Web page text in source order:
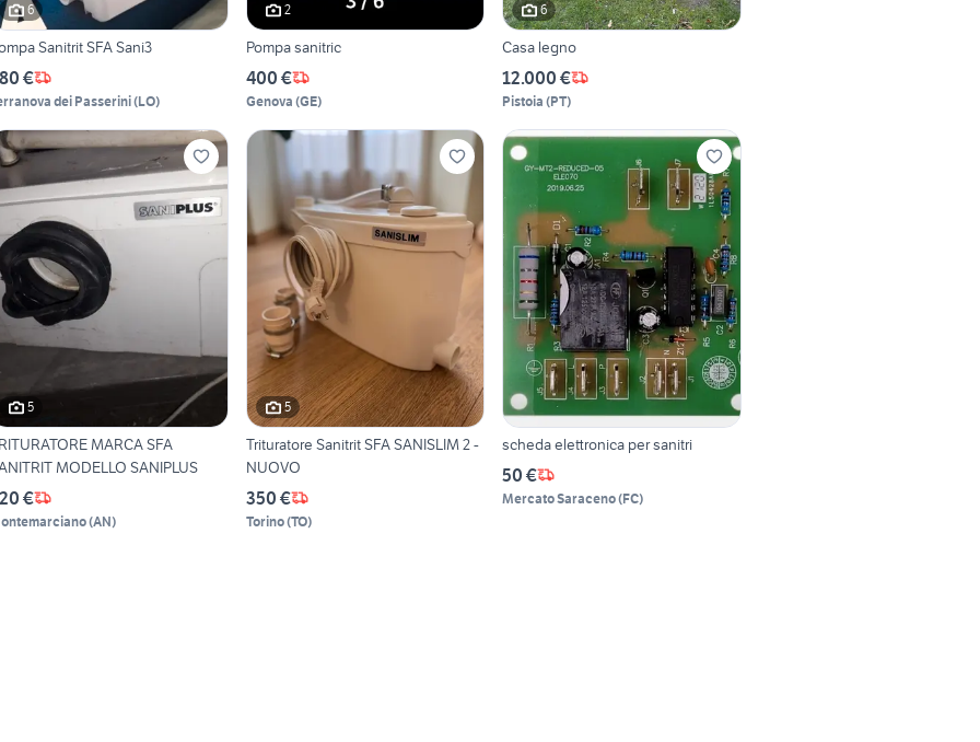
6
Sanitrit SFA Sani3
€
dei Passerini(LO)
2
Pompa sanitric
400 €
Genova (GE)
6
Casa legno
12.000 €
Pistoia (PT)
5
MARCA SFA
MODELLO SANIPLUS
€
(AN)
5
Trituratore Sanitrit SFA SANISLIM 2 -
NUOVO
350 €
Torino(TO)
scheda elettronica per sanitri
50 €
Mercato Saraceno(FC)